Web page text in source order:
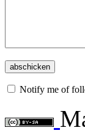
Notify me of